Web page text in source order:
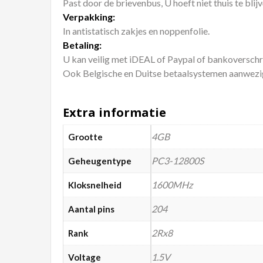
Past door de brievenbus, U hoeft niet thuis te
Verpakking:
In antistatisch zakjes en noppenfolie.
Betaling:
U kan veilig met iDEAL of Paypal of
Ook Belgische en Duitse betaalsystemen
Extra informatie
Grootte 4GB
Geheugentype PC3-12800S
Kloksnelheid 1600MHz
Aantal pins 204
Rank 2Rx8
Voltage 1.5V